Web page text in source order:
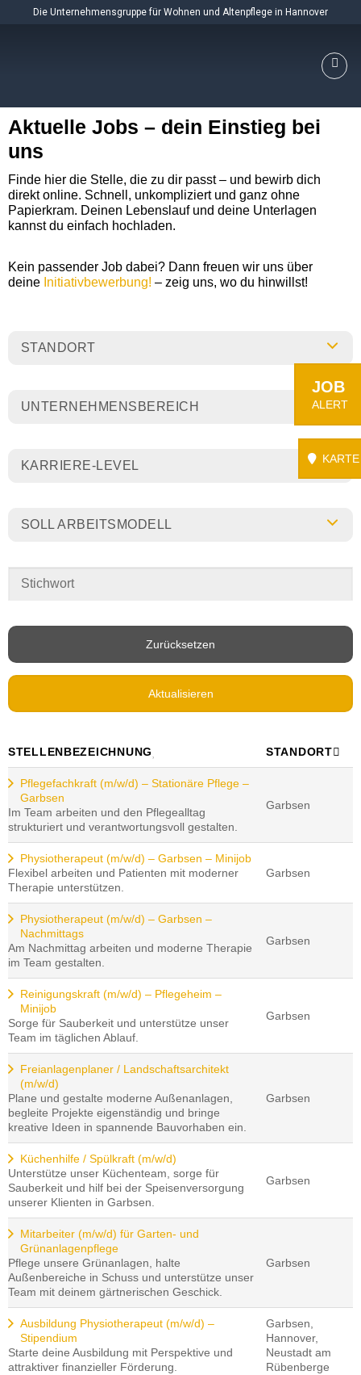
Die Unternehmensgruppe für Wohnen und Altenpflege in Hannover
Aktuelle Jobs – dein Einstieg bei
uns
Finde hier die Stelle, die zu dir passt – und bewirb dich
direkt online. Schnell, unkompliziert und ganz ohne
Papierkram. Deinen Lebenslauf und deine Unterlagen
kannst du einfach hochladen.
Kein passender Job dabei? Dann freuen wir uns über
deine Initiativbewerbung! – zeig uns, wo du hinwillst!
STANDORT
UNTERNEHMENSBEREICH
KARRIERE-LEVEL
SOLL ARBEITSMODELL
Zurücksetzen
Aktualisieren
STELLENBEZEICHNUNG STANDORT
Pflegefachkraft (m/w/d) – Stationäre Pflege –
Garbsen
Im Team arbeiten und den Pflegealltag
strukturiert und verantwortungsvoll gestalten.
Garbsen
Physiotherapeut (m/w/d) – Garbsen – Minijob
Flexibel arbeiten und Patienten mit moderner
Therapie unterstützen.
Garbsen
Physiotherapeut (m/w/d) – Garbsen –
Nachmittags
Am Nachmittag arbeiten und moderne Therapie
im Team gestalten.
Garbsen
Reinigungskraft (m/w/d) – Pflegeheim –
Minijob
Sorge für Sauberkeit und unterstütze unser
Team im täglichen Ablauf.
Garbsen
Freianlagenplaner / Landschaftsarchitekt
(m/w/d)
Plane und gestalte moderne Außenanlagen,
begleite Projekte eigenständig und bringe
kreative Ideen in spannende Bauvorhaben ein.
Garbsen
Küchenhilfe / Spülkraft (m/w/d)
Unterstütze unser Küchenteam, sorge für
Sauberkeit und hilf bei der Speisenversorgung
unserer Klienten in Garbsen.
Garbsen
Mitarbeiter (m/w/d) für Garten- und
Grünanlagenpflege
Pflege unsere Grünanlagen, halte
Außenbereiche in Schuss und unterstütze unser
Team mit deinem gärtnerischen Geschick.
Garbsen
Ausbildung Physiotherapeut (m/w/d) –
Stipendium
Starte deine Ausbildung mit Perspektive und
attraktiver finanzieller Förderung.
Garbsen,
Hannover,
Neustadt am
Rübenberge
JOB
ALERT
KARTE